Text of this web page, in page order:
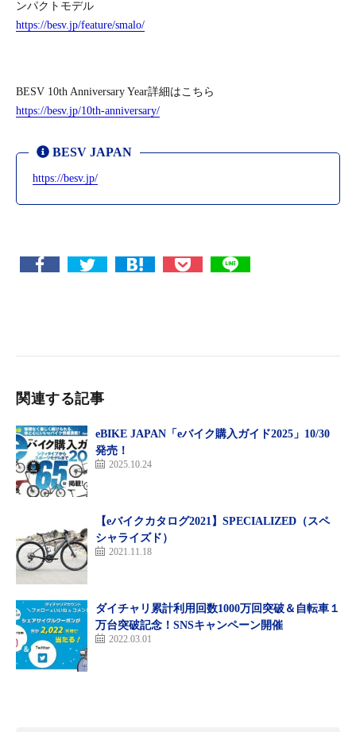
ンパクトモデル
https://besv.jp/feature/smalo/
BESV 10th Anniversary Year詳細はこちら
https://besv.jp/10th-anniversary/
BESV JAPAN
https://besv.jp/
関連する記事
eBIKE JAPAN「eバイク購入ガイド2025」10/30
発売！
2025.10.24
【eバイクカタログ2021】SPECIALIZED（スペ
シャライズド）
2021.11.18
ダイチャリ累計利用回数1000万回突破＆自転車１
万台突破記念！SNSキャンペーン開催
2022.03.01